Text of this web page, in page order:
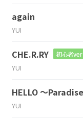
again
YUI
CHE.R.RY 初心者ver
YUI
HELLO ～
YUI